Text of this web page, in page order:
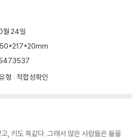
월 24일
형 : 적합성확인
, 키도 똑같다. 그래서 많은 사람들은 둘을